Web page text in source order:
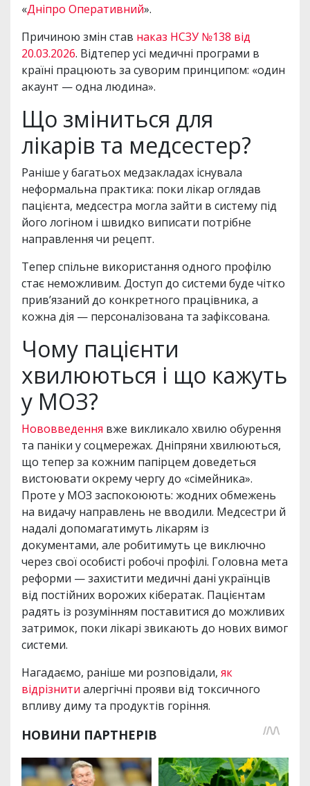
«Дніпро Оперативний».
Причиною змін став наказ НСЗУ №138 від
20.03.2026. Відтепер усі медичні програми в
країні працюють за суворим принципом: «один
акаунт — одна людина».
Що зміниться для
лікарів та медсестер?
Раніше у багатьох медзакладах існувала
неформальна практика: поки лікар оглядав
пацієнта, медсестра могла зайти в систему під
його логіном і швидко виписати потрібне
направлення чи рецепт.
Тепер спільне використання одного профілю
стає неможливим. Доступ до системи буде чітко
прив’язаний до конкретного працівника, а
кожна дія — персоналізована та зафіксована.
Чому пацієнти
хвилюються і що кажуть
у МОЗ?
Нововведення вже викликало хвилю обурення
та паніки у соцмережах. Дніпряни хвилюються,
що тепер за кожним папірцем доведеться
вистоювати окрему чергу до «сімейника».
Проте у МОЗ заспокоюють: жодних обмежень
на видачу направлень не вводили. Медсестри й
надалі допомагатимуть лікарям із
документами, але робитимуть це виключно
через свої особисті робочі профілі. Головна мета
реформи — захистити медичні дані українців
від постійних ворожих кібератак. Пацієнтам
радять із розумінням поставитися до можливих
затримок, поки лікарі звикають до нових вимог
системи.
Нагадаємо, раніше ми розповідали, як
відрізнити алергічні прояви від токсичного
впливу диму та продуктів горіння.